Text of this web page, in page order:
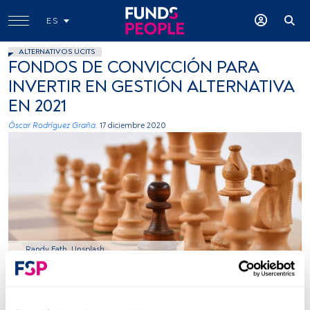
ES
ALTERNATIVOS UCITS
FONDOS DE CONVICCIÓN PARA
INVERTIR EN GESTIÓN ALTERNATIVA
EN 2021
Óscar Rodríguez Graña. 17 diciembre 2020
Randy Fath, Unsplash